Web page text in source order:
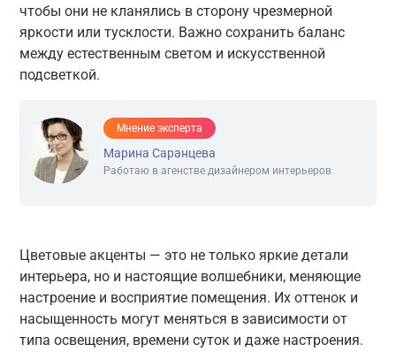
чтобы они не кланялись в сторону чрезмерной
яркости или тусклости. Важно сохранить баланс
между естественным светом и искусственной
подсветкой.
Мнение эксперта
Марина Саранцева
Работаю в агенстве дизайнером интерьеров
Цветовые акценты — это не только яркие детали
интерьера, но и настоящие волшебники, меняющие
настроение и восприятие помещения. Их оттенок и
насыщенность могут меняться в зависимости от
типа освещения, времени суток и даже настроения.